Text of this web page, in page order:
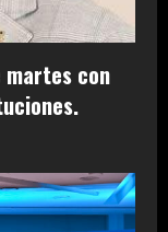
martes con